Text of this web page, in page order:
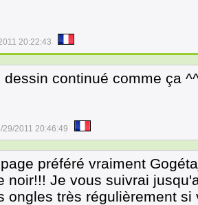
20:22:43
dessin continué comme ça
29/2011 20:46:49
préféré vraiment
noir!!! Je vous suivrai
ongles très régulièrement